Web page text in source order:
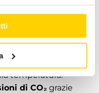
a basso costo.
una gestione
temperatura.
di CO₂grazie